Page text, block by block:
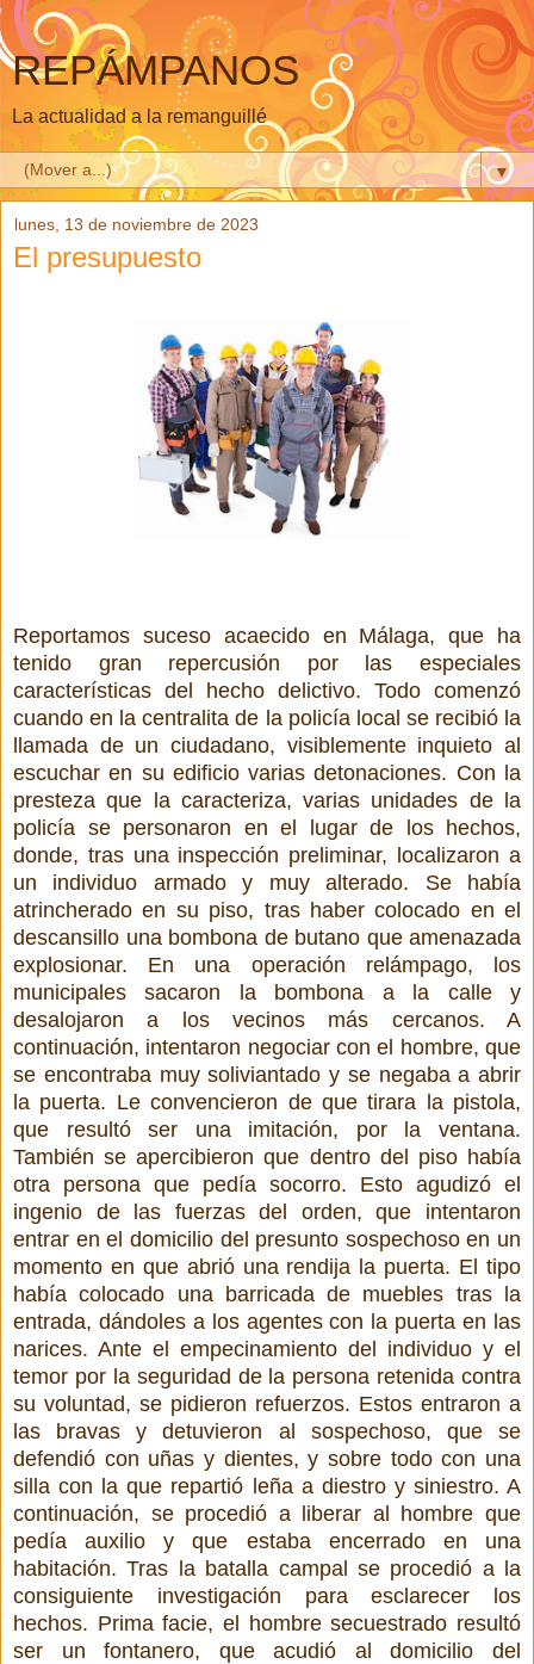
REPÁMPANOS
La actualidad a la remanguillé
▼
lunes, 13 de noviembre de 2023
El presupuesto
Reportamos suceso acaecido en Málaga, que ha
tenido gran repercusión por las especiales
características del hecho delictivo. Todo comenzó
cuando en la centralita de la policía local se recibió la
llamada de un ciudadano, visiblemente inquieto al
escuchar en su edificio varias detonaciones. Con la
presteza que la caracteriza, varias unidades de la
policía se personaron en el lugar de los hechos,
donde, tras una inspección preliminar, localizaron a
un individuo armado y muy alterado. Se había
atrincherado en su piso, tras haber colocado en el
descansillo una bombona de butano que amenazada
explosionar. En una operación relámpago, los
municipales sacaron la bombona a la calle y
desalojaron a los vecinos más cercanos. A
continuación, intentaron negociar con el hombre, que
se encontraba muy soliviantado y se negaba a abrir
la puerta. Le convencieron de que tirara la pistola,
que resultó ser una imitación, por la ventana.
También se apercibieron que dentro del piso había
otra persona que pedía socorro. Esto agudizó el
ingenio de las fuerzas del orden, que intentaron
entrar en el domicilio del presunto sospechoso en un
momento en que abrió una rendija la puerta. El tipo
había colocado una barricada de muebles tras la
entrada, dándoles a los agentes con la puerta en las
narices. Ante el empecinamiento del individuo y el
temor por la seguridad de la persona retenida contra
su voluntad, se pidieron refuerzos. Estos entraron a
las bravas y detuvieron al sospechoso, que se
defendió con uñas y dientes, y sobre todo con una
silla con la que repartió leña a diestro y siniestro. A
continuación, se procedió a liberar al hombre que
pedía auxilio y que estaba encerrado en una
habitación. Tras la batalla campal se procedió a la
consiguiente investigación para esclarecer los
hechos. Prima facie, el hombre secuestrado resultó
ser un fontanero, que acudió al domicilio del